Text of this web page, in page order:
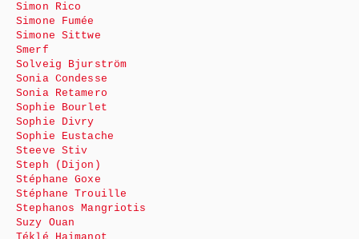
Simon Rico
Simone Fumée
Simone Sittwe
Smerf
Solveig Bjurström
Sonia Condesse
Sonia Retamero
Sophie Bourlet
Sophie Divry
Sophie Eustache
Steeve Stiv
Steph (Dijon)
Stéphane Goxe
Stéphane Trouille
Stephanos Mangriotis
Suzy Ouan